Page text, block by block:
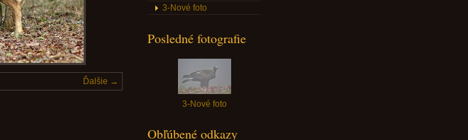
Ďalšie →
3-Nové foto
Posledné fotografie
3-Nové foto
Obľúbené odkazy